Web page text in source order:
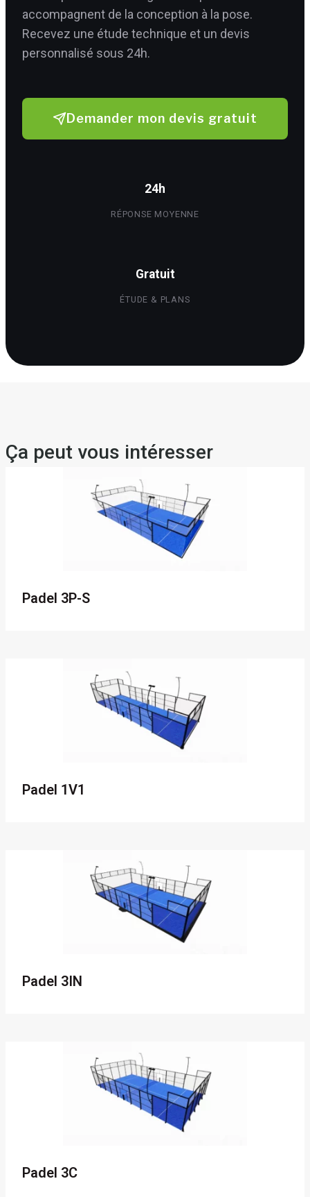
accompagnent de la conception à la pose.
Recevez une étude technique et un devis
personnalisé sous 24h.
Demander mon devis gratuit
24h
RÉPONSE MOYENNE
Gratuit
ÉTUDE & PLANS
Ça peut vous intéresser
Padel 3P-S
Padel 1V1
Padel 3IN
Padel 3C